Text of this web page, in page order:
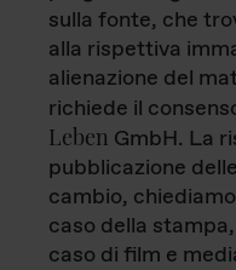
sulla fonte, che
alla rispettiva
alienazione del
richiede il
Leben GmbH. La
pubblicazione
cambio,
caso della
caso di film e